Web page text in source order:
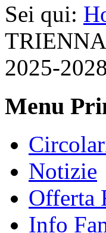
Sei qui:
2025-2028
Menu
Notizie
Offerta
Info